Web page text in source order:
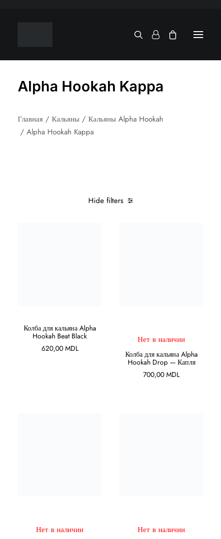
Alpha Hookah Kappa
Главная Кальяны
Кальяны Alpha Hookah
Alpha Hookah Kappa
Hide filters
В КОРЗИНУ
Колба для кальяна Alpha
Hookah Beat Black
620,00 MDL
Нет в наличии
Колба для кальяна Alpha
Hookah Drop — Капля
700,00 MDL
Нет в наличии Нет в наличии